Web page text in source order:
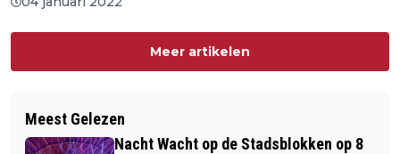
Meer artikelen
Meest Gelezen
Nacht Wacht op de Stadsblokken op 8